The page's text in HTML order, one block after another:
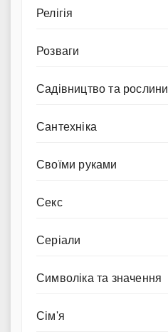
Релігія
Розваги
Садівництво та рослини
Сантехніка
Своїми руками
Секс
Серіали
Символіка та значення
Сім'я